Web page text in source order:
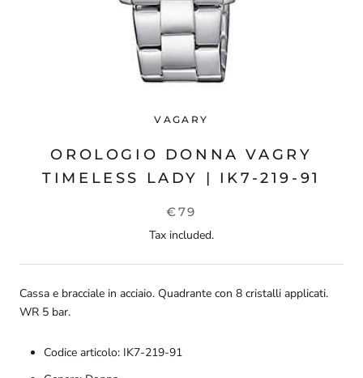
VAGARY
OROLOGIO DONNA VAGRY
TIMELESS LADY | IK7-219-91
€79
Tax included.
Cassa e bracciale in acciaio. Quadrante con 8 cristalli applicati.
WR 5 bar.
Codice articolo: IK7-219-91